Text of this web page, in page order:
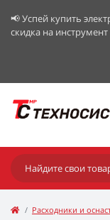
📢 Успей купить
скидка на инструмент
Расходники и